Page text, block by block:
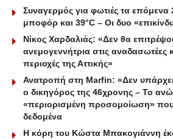
Συναγερμός για φωτιές τα
μποφόρ και 39°C – Οι δυο
Νίκος Χαρδαλιάς: «Δεν θα
ανεμογεννήτρια στις αναδασωτέες
περιοχές της Αττικής»
Ανατροπή στη Marfin: «Δεν υπάρχει
ο δικηγόρος της 46χρονης – Το
«περιορισμένη προσομοίωση»
δεδομένα
Η κόρη του Κώστα Μπακογιάννη